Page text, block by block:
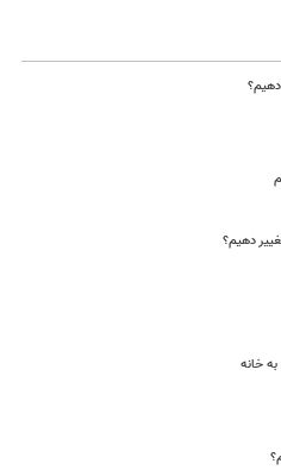
دهیم؟
دهیم؟
خانه